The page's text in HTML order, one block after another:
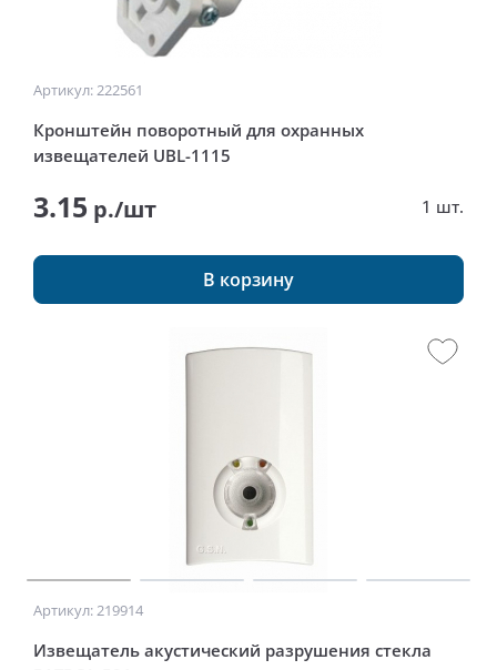
Артикул: 222561
Кронштейн поворотный для охранных
извещателей UBL-1115
3.15 р./шт 1 шт.
В корзину
Артикул: 219914
Извещатель акустический разрушения стекла